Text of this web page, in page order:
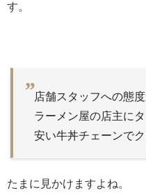
す。
店舗スタッフへの態
ラーメン屋の店主に
安い牛丼チェーンで
たまに見かけますよね。